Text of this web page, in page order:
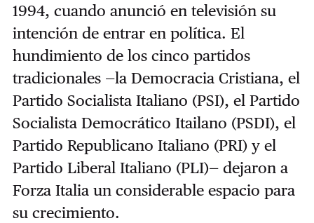
1994, cuando anunció en televisión su
intención de entrar en política. El
hundimiento de los cinco partidos
tradicionales —la Democracia Cristiana, el
Partido Socialista Italiano (PSI), el Partido
Socialista Democrático Itailano (PSDI), el
Partido Republicano Italiano (PRI) y el
Partido Liberal Italiano (PLI)— dejaron a
Forza Italia un considerable espacio para
su crecimiento.